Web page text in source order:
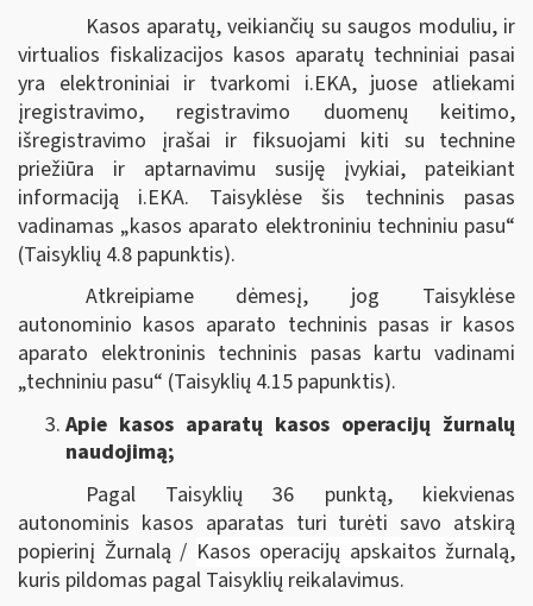
Kasos aparatų, veikiančių su saugos moduliu, ir
virtualios fiskalizacijos kasos aparatų techniniai pasai
yra elektroniniai ir tvarkomi i.EKA, juose atliekami
įregistravimo, registravimo duomenų keitimo,
išregistravimo įrašai ir fiksuojami kiti su technine
priežiūra ir aptarnavimu susiję įvykiai, pateikiant
informaciją i.EKA. Taisyklėse šis techninis pasas
vadinamas „kasos aparato elektroniniu techniniu pasu“
(Taisyklių 4.8 papunktis).
Atkreipiame dėmesį, jog Taisyklėse
autonominio kasos aparato techninis pasas ir kasos
aparato elektroninis techninis pasas kartu vadinami
„techniniu pasu“ (Taisyklių 4.15 papunktis).
Apie kasos aparatų kasos operacijų žurnalų
naudojimą;
Pagal Taisyklių 36 punktą, kiekvienas
autonominis kasos aparatas turi turėti savo atskirą
popierinį Žurnalą / Kasos operacijų apskaitos žurnalą,
kuris pildomas pagal Taisyklių reikalavimus.